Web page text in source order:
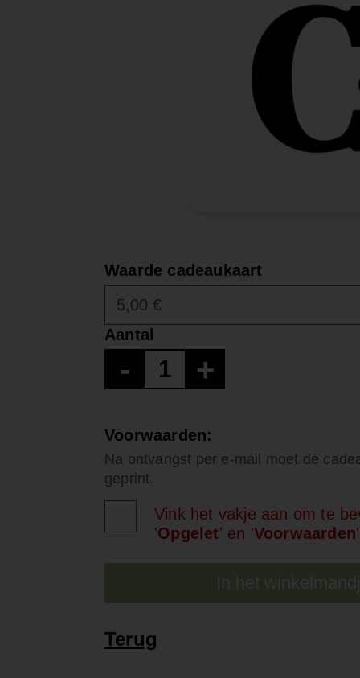
Waarde cadeaukaart
Aantal
- +
Voorwaarden:
Na ontvangst per e-mail moet de
geprint.
Vink het vakje aan om te
'Opgelet' en 'Voorwaarden
Terug